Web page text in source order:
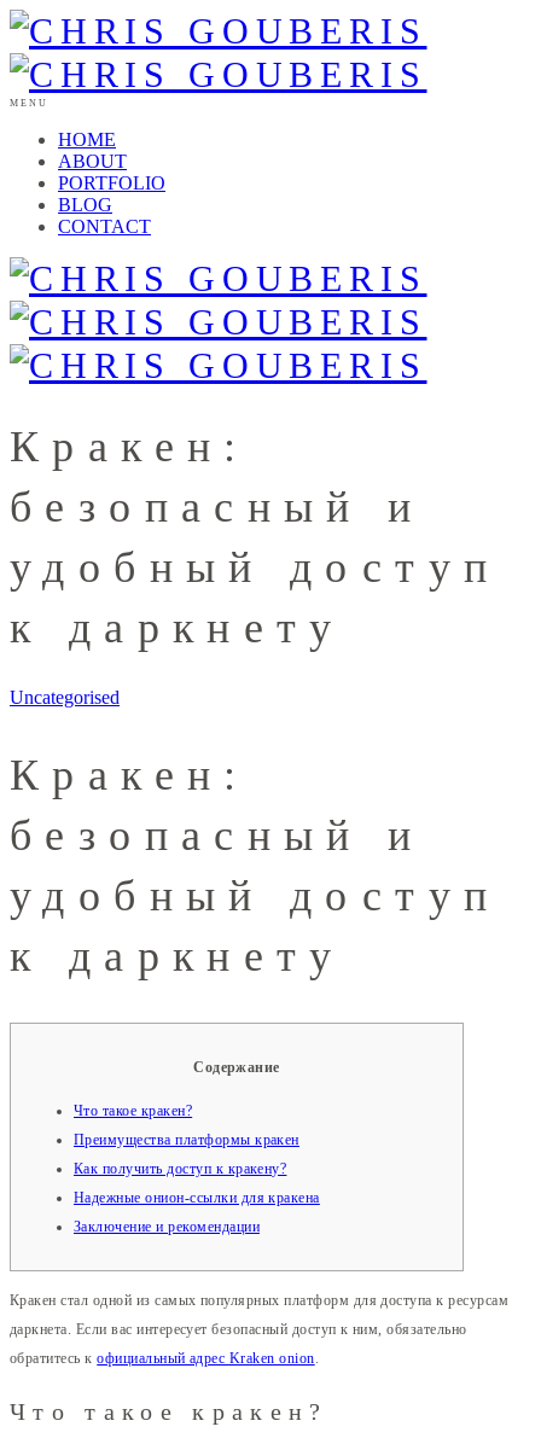
MENU
HOME
ABOUT
PORTFOLIO
BLOG
CONTACT
Кракен:
безопасный и
удобный доступ
к даркнету
Uncategorised
Кракен:
безопасный и
удобный доступ
к даркнету
Содержание
Что такое кракен?
Преимущества платформы кракен
Как получить доступ к кракену?
Надежные онион-ссылки для кракена
Заключение и рекомендации
Кракен стал одной из самых популярных платформ для доступа к ресурсам
даркнета. Если вас интересует безопасный доступ к ним, обязательно
обратитесь кофициальный адрес Kraken onion.
Что такое кракен?